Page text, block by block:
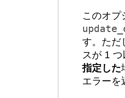
このオプ
す。ただ
スが 1
指定した
エラーを